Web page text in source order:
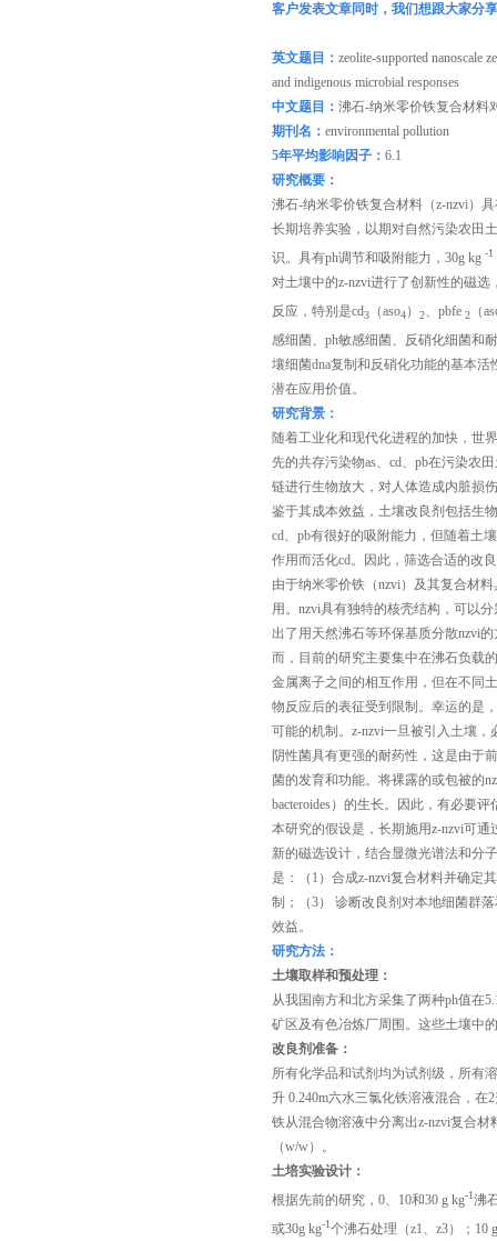
客户发表文章同时，我们想跟大家分
英文题目： zeolite-supported nanoscale
and indigenous microbial responses
中文题目： 沸石-纳米零价铁复合材料
期刊名： environmental pollution
5年平均影响因子： 6.1
研究概要：
沸石-纳米零价铁复合材料（z-nzvi）
长期培养实验，以期对自然污染农田
识。具有ph调节和吸附能力，30g kg -1
对土壤中的z-nzvi进行了创新性的磁
反应，特别是cd3 （aso4） 2、pbfe 2
（
感细菌、ph敏感细菌、反硝化细菌和
壤细菌dna复制和反硝化功能的基本
潜在应用价值。
研究背景：
随着工业化和现代化进程的加快，世
先的共存污染物as、cd、pb在污染农
链进行生物放大，对人体造成内脏损
鉴于其成本效益，土壤改良剂包括生
cd、pb有很好的吸附能力，但随着土
作用而活化cd。因此，筛选合适的改
由于纳米零价铁（nzvi）及其复合材
用。nzvi具有独特的核壳结构，可以
出了用天然沸石等环保基质分散nzvi
而，目前的研究主要集中在沸石负载
金属离子之间的相互作用，但在不同
物反应后的表征受到限制。幸运的是
可能的机制。z-nzvi一旦被引入土壤
阴性菌具有更强的耐药性，这是由于
菌的发育和功能。将裸露的或包被的
bacteroides）的生长。因此，有必要
本研究的假设是，长期施用z-nzvi可
新的磁选设计，结合显微光谱法和分
是：（1）合成z-nzvi复合材料并确定
制；（3） 诊断改良剂对本地细菌群
效益。
研究方法：
土壤取样和预处理 ：
从我国南方和北方采集了两种ph值在
矿区及有色冶炼厂周围。这些土壤中
改良剂准备：
所有化学品和试剂均为试剂级，所有
升 0.240m六水三氯化铁溶液混合，在
铁从混合物溶液中分离出z-nzvi复合
（w/w）。
土培实验设计：
根据先前的研究，0、10和30 g kg-1沸
或30g kg-1个沸石处理（z1、z3）；10